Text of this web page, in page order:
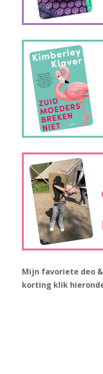
Mijn favoriete deo
korting klik